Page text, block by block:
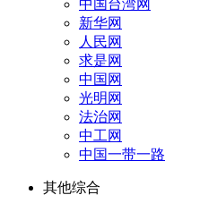
中国台湾网
新华网
人民网
求是网
中国网
光明网
法治网
中工网
中国一带一路
其他综合